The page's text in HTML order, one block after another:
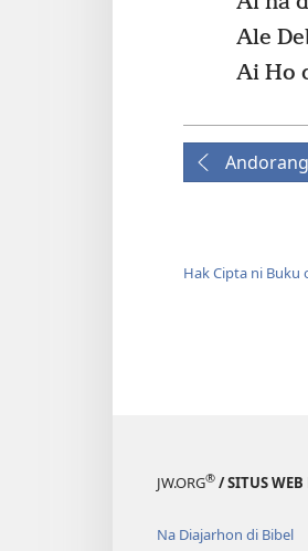
Ale
Ai Ho
Hak Cipta ni Buku
JW.ORG® / SITUS WEB
Na Diajarhon di Bibel